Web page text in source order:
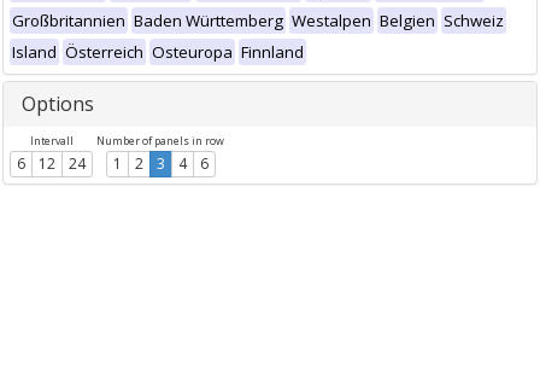
Großbritannien Baden Württemberg Westalpen Belgien Schweiz
Island Österreich Osteuropa Finnland
Options
Intervall
6 12 24
Number of panels in row
1 2 3 4 6